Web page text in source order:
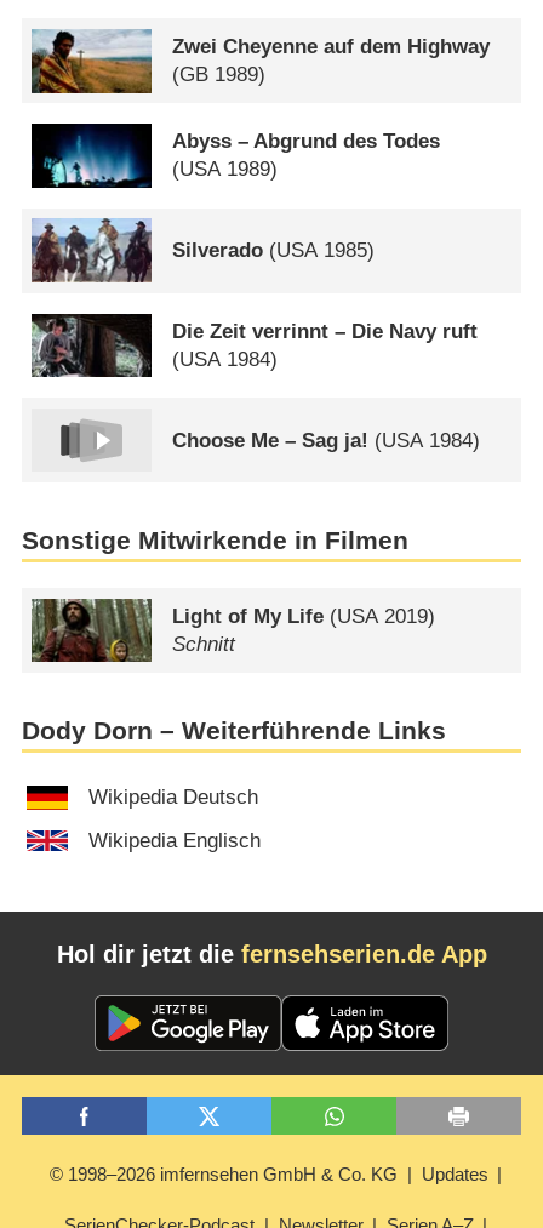
Zwei Cheyenne auf dem Highway
(GB 1989)
Abyss – Abgrund des Todes
(USA1989)
Silverado (USA1985)
Die Zeit verrinnt – Die Navy ruft
(USA1984)
Choose Me – Sag ja! (USA 1984)
Sonstige Mitwirkende in Filmen
Light of My Life (USA2019)
Schnitt
Dody Dorn – Weiterführende Links
Wikipedia Deutsch
Wikipedia Englisch
Hol dir jetzt die fernsehserien.de App
© 1998–2026 imfernsehen GmbH & Co. KG Updates